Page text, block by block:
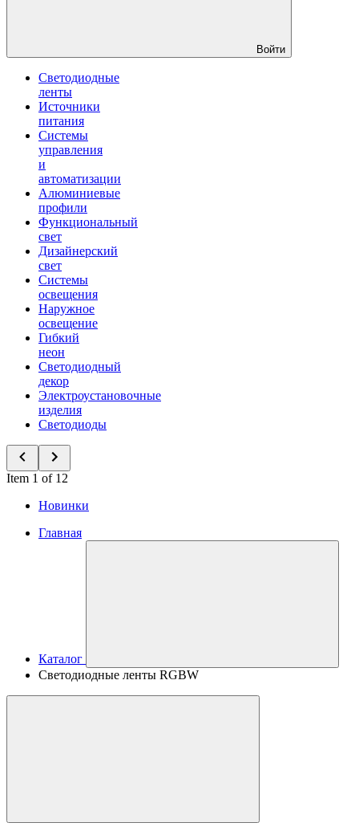
Войти
Светодиодные
ленты
Источники
питания
Системы
управления
и
автоматизации
Алюминиевые
профили
Функциональный
свет
Дизайнерский
свет
Системы
освещения
Наружное
освещение
Гибкий
неон
Светодиодный
декор
Электроустановочные
изделия
Светодиоды
Item 1 of 12
Новинки
Главная
Каталог
Светодиодные ленты RGBW